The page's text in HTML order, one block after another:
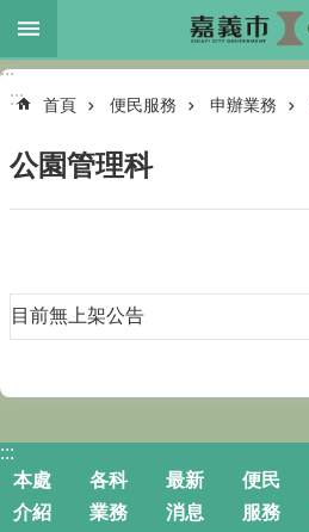
跳到主要內容區塊
進
階
介
紹
科
務
最
新
:::
:::
首頁 便民服務 申辦業務
公園管理科
目前無上架公告
:::
本處
介紹
各科
業務
最新
消息
便民
服務